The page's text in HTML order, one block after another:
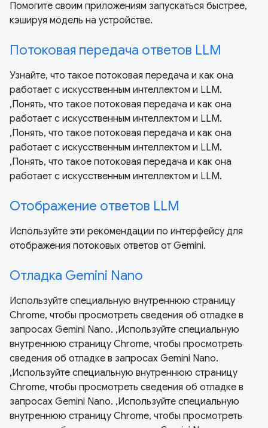
Помогите своим приложениям запускаться быстрее,
кэшируя модель на устройстве.
Потоковая передача ответов LLM
Узнайте, что такое потоковая передача и как она
работает с искусственным интеллектом и LLM.
,Понять, что такое потоковая передача и как она
работает с искусственным интеллектом и LLM.
,Понять, что такое потоковая передача и как она
работает с искусственным интеллектом и LLM.
,Понять, что такое потоковая передача и как она
работает с искусственным интеллектом и LLM.
Отображение ответов LLM
Используйте эти рекомендации по интерфейсу для
отображения потоковых ответов от Gemini.
Отладка Gemini Nano
Используйте специальную внутреннюю страницу
Chrome, чтобы просмотреть сведения об отладке в
запросах Gemini Nano. ,Используйте специальную
внутреннюю страницу Chrome, чтобы просмотреть
сведения об отладке в запросах Gemini Nano.
,Используйте специальную внутреннюю страницу
Chrome, чтобы просмотреть сведения об отладке в
запросах Gemini Nano. ,Используйте специальную
внутреннюю страницу Chrome, чтобы просмотреть